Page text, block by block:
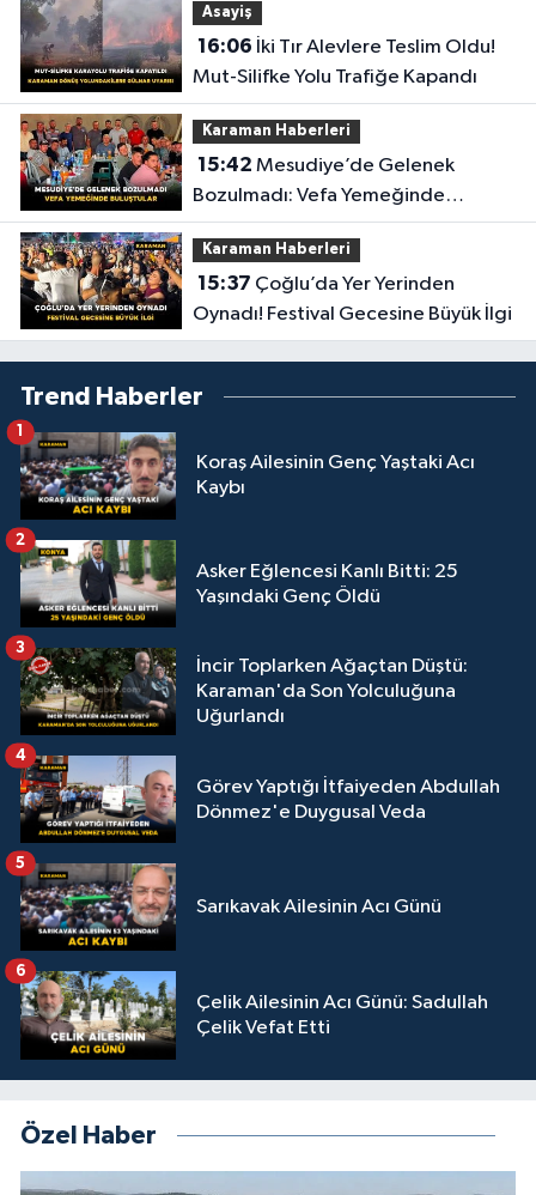
Asayiş
16:06
Mut-Silifke Yolu Trafiğe Kapandı
Karaman Haberleri
15:42
Bozulmadı: Vefa Yemeğinde
Buluştular
Karaman Haberleri
15:37
Oynadı! Festival Gecesine Büyük İlgi
Trend Haberler
Koraş Ailesinin Genç Yaştaki Acı
Kaybı
1
Asker Eğlencesi Kanlı Bitti: 25
Yaşındaki Genç Öldü
2
İncir Toplarken Ağaçtan Düştü:
Karaman'da Son Yolculuğuna
Uğurlandı
3
Görev Yaptığı İtfaiyeden Abdullah
Dönmez'e Duygusal Veda
4
Sarıkavak Ailesinin Acı Günü
5
Çelik Ailesinin Acı Günü: Sadullah
Çelik Vefat Etti
6
Özel Haber